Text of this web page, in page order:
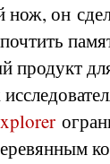
нож, он
продукт